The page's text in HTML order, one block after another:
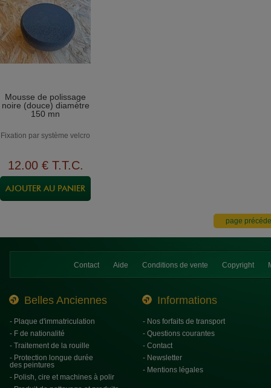
Mousse de polissage
noire (douce) diamètre
150 mn
Fixation par système velcro
12.00 € T.T.C.
Contact Aide Conditions de vente Copyright
Belles Anciennes Informations
- Plaque d'immatriculation
- F de nationalité
- Traitement de la rouille
- Protection longue durée
des peintures
- Polish, cire et machines à polir
- Nos forfaits de transport
- Questions courantes
- Contact
- Newsletter
- Mentions légales